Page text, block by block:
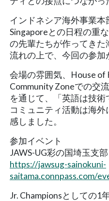
インドネシア海外事業本
Singaporeとの日程の重
の先輩たちが作ってき
流れの上で、今回の参加
会場の雰囲気、House
Community Zoneでの交
を通じて、「英語は技
コミュニティ活動は海
感しました。
参加イベント
JAWS-UG彩の国埼玉支
https://jawsug-sainokuni-
saitama.connpass.com/
Jr. Championsとしての1